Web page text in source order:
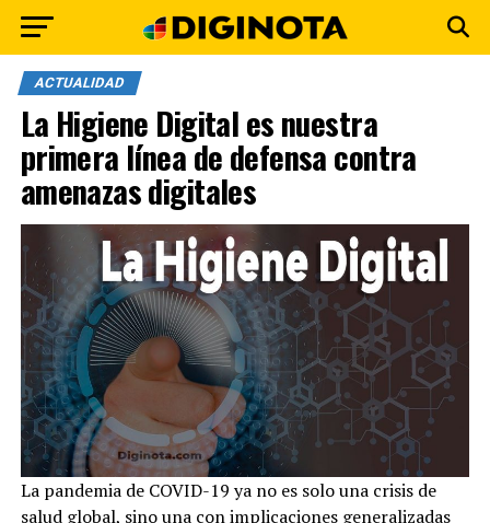
ACTUALIDAD
La Higiene Digital es nuestra
primera línea de defensa contra
amenazas digitales
La pandemia de COVID-19 ya no es solo una crisis de
salud global, sino una con implicaciones generalizadas